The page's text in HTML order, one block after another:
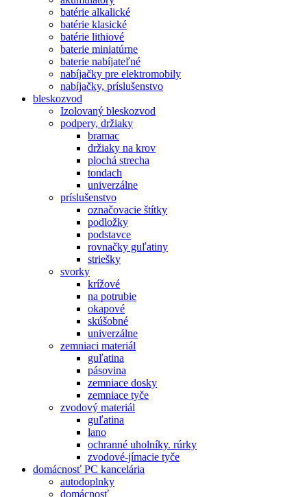
batérie alkalické
batérie klasické
batérie lithiové
baterie miniatúrne
baterie nabíjateľné
nabíjačky pre elektromobily
nabíjačky, príslušenstvo
bleskozvod
Izolovaný bleskozvod
podpery, držiaky
bramac
držiaky na krov
plochá strecha
tondach
univerzálne
príslušenstvo
označovacie štítky
podložky
podstavce
rovnačky guľatiny
striešky
svorky
krížové
na potrubie
okapové
skúšobné
univerzálne
zemniaci materiál
guľatina
pásovina
zemniace dosky
zemniace tyče
zvodový materiál
guľatina
lano
ochranné uholníky. rúrky
zvodové-jímacie tyče
domácnosť PC kancelária
autodoplnky
domácnosť